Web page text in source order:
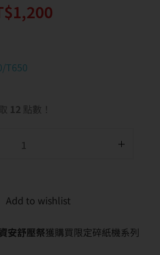
1,200
T650
12 點數！
Add to wishlist
安舒壓祭獲購買限定碎紙機系列